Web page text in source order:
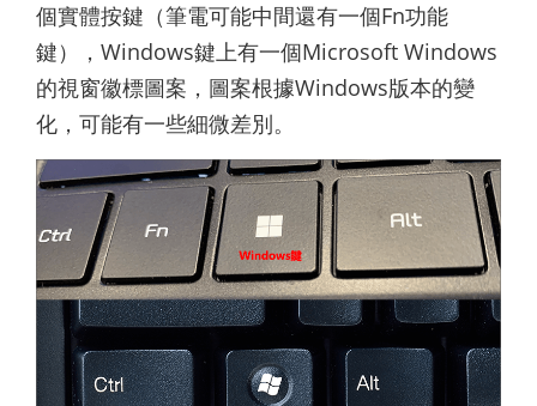
個實體按鍵（筆電可能中間還有一個Fn功能
鍵），Windows鍵上有一個Microsoft Windows
的視窗徽標圖案，圖案根據Windows版本的變
化，可能有一些細微差別。